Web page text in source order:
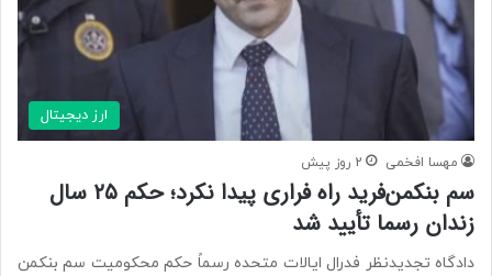
ارز دیجیتال
مهسا افخمی 2 روز پیش
سم بنکمن‌فرید راه فراری پیدا نکرد؛ حکم ۲۵ سال
زندان رسما تأیید شد
دادگاه تجدیدنظر فدرال ایالات متحده رسماً حکم محکومیت سم بنکمن